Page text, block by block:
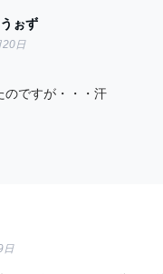
ぉず
20日
のですが・・・汗
日